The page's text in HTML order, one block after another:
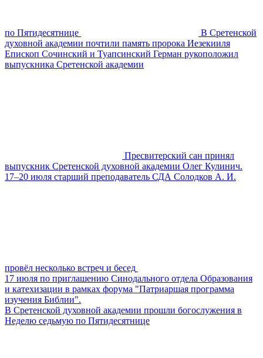
по Пятидесятнице
В Сретенской
духовной академии почтили память пророка Иезекииля
Епископ Сочинский и Туапсинский Герман рукоположил
выпускника Сретенской академии
Пресвитерский сан принял
выпускник Сретенской духовной академии Олег Кулинич.
17–20 июля старший преподаватель СДА Солодков А. И.
провёл несколько встреч и бесед
17 июля по приглашению Синодального отдела Образования
и катехизации в рамках форума "Патриаршая программа
изучения Библии".
В Сретенской духовной академии прошли богослужения в
Неделю седьмую по Пятидесятнице